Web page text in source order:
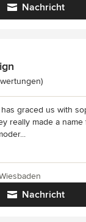
Nachricht
5 von 5
graced us with
really made a
Nachricht